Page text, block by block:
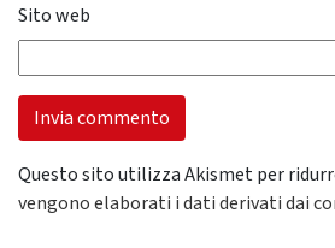
Sito web
Questo sito utilizza Akismet per
vengono elaborati i dati derivati dai